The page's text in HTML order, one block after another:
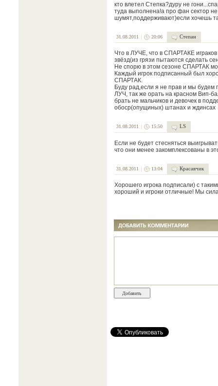
кто влетел Степка?дуру не
туда выполнена!а про фан сектор
шумят,поддерживают)если хочешь
31.08.2011 20:06 Степан
Что в ЛУЧЕ, что в СПАРТАКЕ
звёзд(из грязи пытаются сделать
Не спорю в этом сезоне СПАРТАК
Каждый игрок подписанный был
СПАРТАК.
Буду рад,если я не прав и мы будем
ЛУЧ, так же орать на красном Вип-
брать не мальчиков и девочек в
обоср(опущиных) штанах и ждинсах
31.08.2011 15:50 LS
Если не будет стесняться
что они менее закомплексованы в
31.08.2011 13:04 Красавчик
Хорошего игрока подписали) с
хороший и игроки отличные! Мы